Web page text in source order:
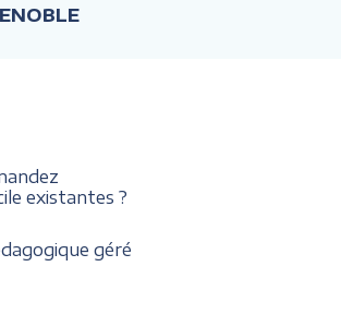
existantes ?
géré